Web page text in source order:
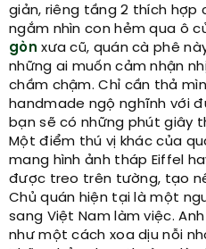
giản, riêng tầng 2 thích hợp
ngắm nhìn con hẻm qua ô
gòn xưa cũ, quán cà phê
những ai muốn cảm nhận
chầm chậm. Chỉ cần thả
handmade ngộ nghĩnh với
bạn sẽ có những phút giây
Một điểm thú vị khác của
mang hình ảnh tháp Eiffel
được treo trên tường, tạo
Chủ quán hiện tại là một
sang Việt Nam làm việc.
như một cách xoa dịu nỗi